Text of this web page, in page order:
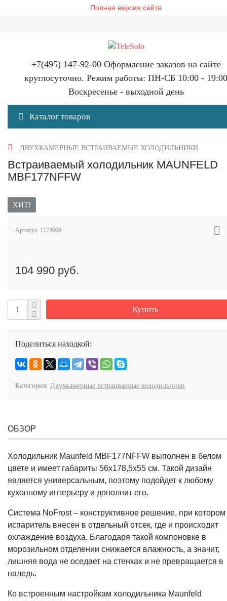
Полная версия сайта
+7(495) 147-92-00 Оформление заказов на сайте
круглосуточно. Режим работы: ПН-СБ 10:00 - 19:00
Воскресенье - выходной день
Каталог товаров
ДВУХКАМЕРНЫЕ ВСТРАИВАЕМЫЕ ХОЛОДИЛЬНИКИ
Встраиваемый холодильник MAUNFELD
MBF177NFFW
ХИТ!
Артикул: 1173069
104 990 руб.
Купить
Поделиться находкой:
Категория: Двухкамерные встраиваемые холодильники
ОБЗОР
Холодильник Maunfeld MBF177NFFW выполнен в белом
цвете и имеет габариты 56х178,5х55 см. Такой дизайн
является универсальным, поэтому подойдет к любому
кухонному интерьеру и дополнит его.
Система NoFrost – конструктивное решение, при котором
испаритель внесен в отдельный отсек, где и происходит
охлаждение воздуха. Благодаря такой компоновке в
морозильном отделении снижается влажность, а значит,
лишняя вода не оседает на стенках и не превращается в
наледь.
Ко встроенным настройкам холодильника Maunfeld